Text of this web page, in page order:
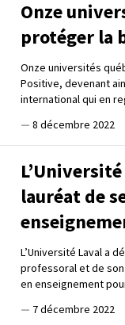
Onze
protéger la
Onze universités
Positive, devenant
international qui en
— 8 décembre 2022
lauréat de
L’Université Laval a
professoral et de
en enseignement
— 7 décembre 2022